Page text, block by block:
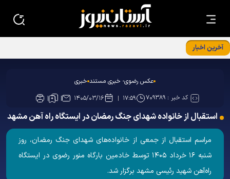
آخرین اخبار
عکس رضوی- خبری مستند خبری
کد خبر :۷۰۹۳۸۹ ۱۷:۵۹ ۱۴۰۵/۰۳/۱۶
استقبال از خانواده شهدای جنگ رمضان در ایستگاه راه آهن مشهد
مراسم استقبال از جمعی از خانواده‌های شهدای جنگ رمضان، روز
شنبه ۱۶ خرداد ۱۴۰۵ توسط خادمین بارگاه منور رضوی در ایستگاه
راه‌آهن شهید رئیسی مشهد برگزار شد.